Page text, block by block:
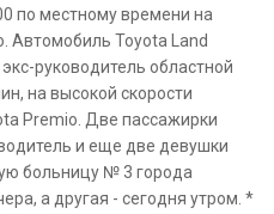
по местному времени на
Автомобиль Toyota Land
руководитель областной
на высокой скорости
Premio. Две пассажирки
и еще две девушки
больницу № 3 города
а другая - сегодня утром. *